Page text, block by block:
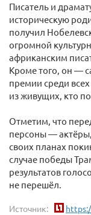
Писатель и
историческую
получил
огромной
африканским
Кроме того, он —
премии среди
из живущих, кто
Отметим, что
персоны —
своих планах
случае победы
результатов
не перешёл.
Источник: